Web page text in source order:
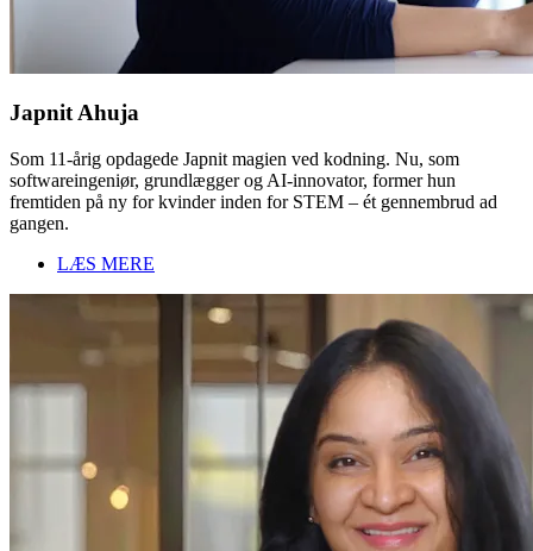
Japnit Ahuja
Som 11-årig opdagede Japnit magien ved kodning. Nu, som
softwareingeniør, grundlægger og AI-innovator, former hun
fremtiden på ny for kvinder inden for STEM – ét gennembrud ad
gangen.
LÆS MERE